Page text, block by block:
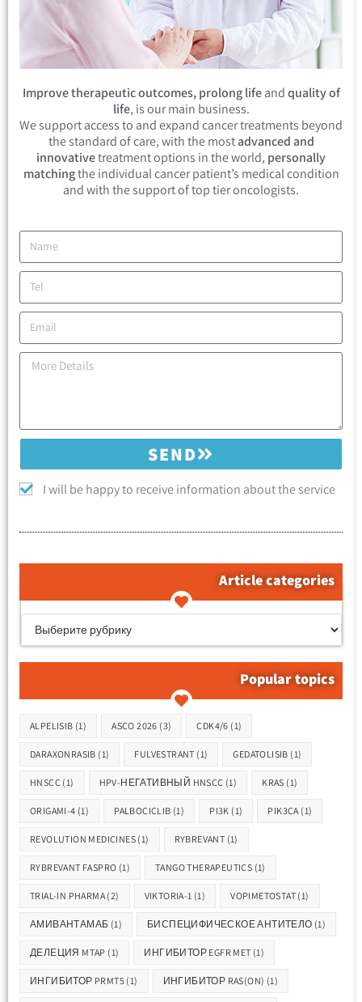
Improve therapeutic outcomes, prolong lifeandquality of
life, is our main business.
We support access to and expand cancer treatments beyond
the standard of care, with the mostadvanced and
innovativetreatment options in the world, personally
matchingthe individual cancer patient’s medical condition
and with the support of top tier oncologists.
I will be happy to receive information about the service
SEND
Article categories
Popular topics
ALPELISIB (1) ASCO 2026 (3) CDK4/6 (1)
DARAXONRASIB (1) FULVESTRANT (1) GEDATOLISIB (1)
HNSCC (1) HPV-НЕГАТИВНЫЙ HNSCC (1) KRAS (1)
ORIGAMI-4 (1) PALBOCICLIB (1) PI3K (1) PIK3CA (1)
REVOLUTION MEDICINES (1) RYBREVANT (1)
RYBREVANT FASPRO (1) TANGO THERAPEUTICS (1)
TRIAL-IN PHARMA (2) VIKTORIA-1 (1) VOPIMETOSTAT (1)
АМИВАНТАМАБ (1) БИСПЕЦИФИЧЕСКОЕ АНТИТЕЛО (1)
ДЕЛЕЦИЯ MTAP (1) ИНГИБИТОР EGFR MET (1)
ИНГИБИТОР PRMT5 (1) ИНГИБИТОР RAS(ON) (1)